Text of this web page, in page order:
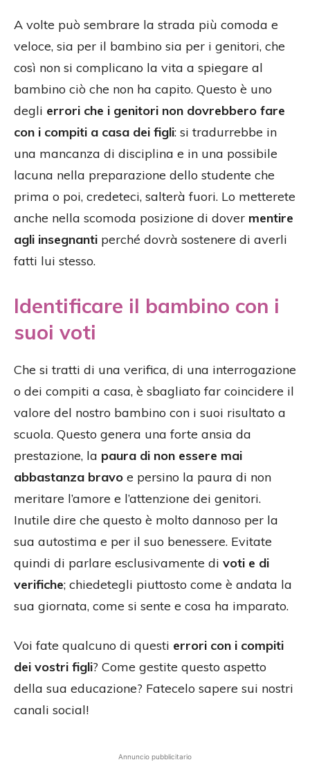
A volte può sembrare la strada più comoda e
veloce, sia per il bambino sia per i genitori, che
così non si complicano la vita a spiegare al
bambino ciò che non ha capito. Questo è uno
degli errori che i genitori non dovrebbero fare
con i compiti a casa dei figli: si tradurrebbe in
una mancanza di disciplina e in una possibile
lacuna nella preparazione dello studente che
prima o poi, credeteci, salterà fuori. Lo metterete
anche nella scomoda posizione di dover mentire
agli insegnanti perché dovrà sostenere di averli
fatti lui stesso.
Identificare il bambino con i
suoi voti
Che si tratti di una verifica, di una interrogazione
o dei compiti a casa, è sbagliato far coincidere il
valore del nostro bambino con i suoi risultato a
scuola. Questo genera una forte ansia da
prestazione, la paura di non essere mai
abbastanza bravo e persino la paura di non
meritare l’amore e l’attenzione dei genitori.
Inutile dire che questo è molto dannoso per la
sua autostima e per il suo benessere. Evitate
quindi di parlare esclusivamente di voti e di
verifiche; chiedetegli piuttosto come è andata la
sua giornata, come si sente e cosa ha imparato.
Voi fate qualcuno di questi errori con i compiti
dei vostri figli? Come gestite questo aspetto
della sua educazione? Fatecelo sapere sui nostri
canali social!
Annuncio pubblicitario